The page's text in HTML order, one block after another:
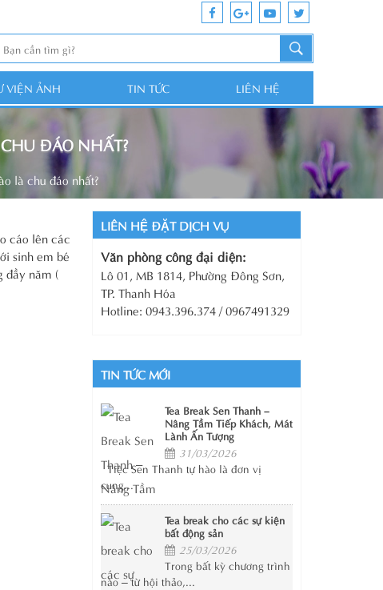
VIỆN ẢNH TIN TỨC LIÊN HỆ
ĐÁO NHẤT?
là chu đáo nhất?
cáo lên các
sinh em bé
đầy năm (
LIÊN HỆ ĐẶT DỊCH VỤ
Văn phòng công đại diện:
Lô 01, MB 1814, Phường Đông Sơn,
TP. Thanh Hóa
Hotline: 0943.396.374 / 0967491329
TIN TỨC MỚI
Tea Break Sen Thanh –
Nâng Tầm Tiếp Khách, Mát
Lành Ấn Tượng
31/03/2026
Tiệc Sen Thanh tự hào là đơn vị
cung...
Tea break cho các sự kiện
bất động sản
25/03/2026
Trong bất kỳ chương trình
nào – từ hội thảo,...